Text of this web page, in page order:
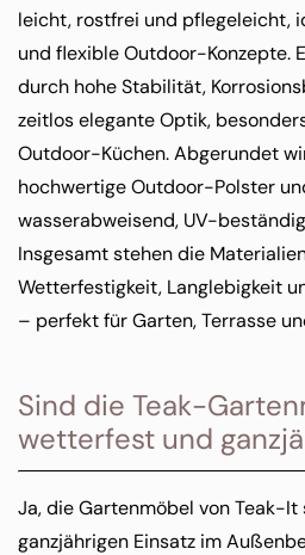
leicht, rostfrei und pflegeleicht,
und flexible Outdoor-Konzepte.
durch hohe Stabilität,
zeitlos elegante Optik,
Outdoor-Küchen. Abgerundet
hochwertige Outdoor-Polster
wasserabweisend, UV-
Insgesamt stehen die
Wetterfestigkeit, Langlebigkeit
– perfekt für Garten, Terrasse
Sind die Teak-
wetterfest und
Ja, die Gartenmöbel von Teak-
ganzjährigen Einsatz im